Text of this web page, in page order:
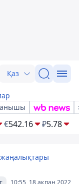
Қаз
€542.16 ₽5.78
10:55, 18 ақпан 2022